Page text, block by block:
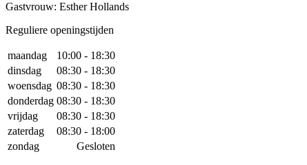
Gastvrouw: Esther Hollands
Reguliere openingstijden
maandag
10:00 - 18:30
dinsdag
08:30 - 18:30
woensdag 08:30 - 18:30
donderdag 08:30 - 18:30
vrijdag
08:30 - 18:30
zaterdag
08:30 - 18:00
zondag
Gesloten